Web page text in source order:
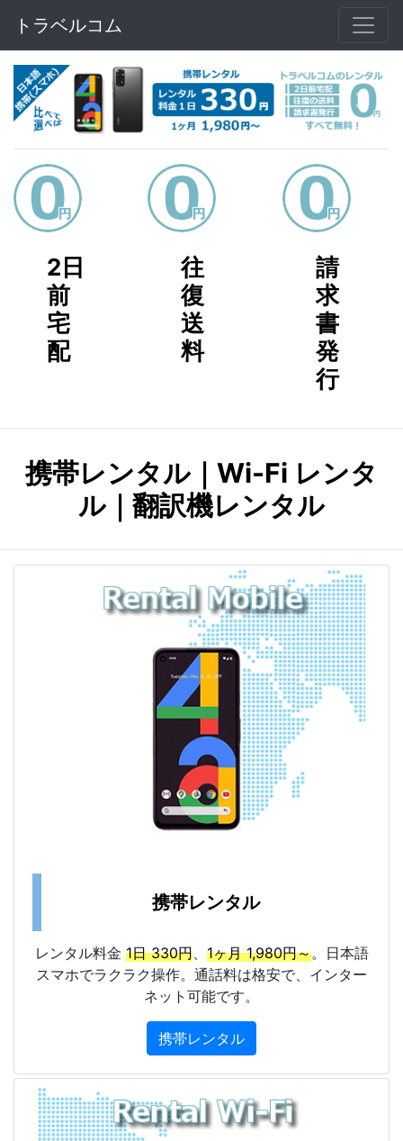
トラベルコム
Previous Next
2日
前
宅
配
往
復
送
料
請
求
書
発
行
携帯レンタル｜Wi-Fi レンタ
ル｜翻訳機レンタル
携帯レンタル
レンタル料金 1日 330円、 1ヶ月 1,980円～。日本語
スマホでラクラク操作。通話料は格安で、インター
ネット可能です。
携帯レンタル